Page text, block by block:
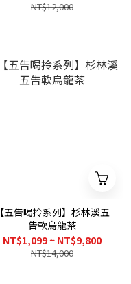
NT$12,000
【五告喝拎系列】杉林溪五
告軟烏龍茶
NT$1,099 ~ NT$9,800
NT$14,000